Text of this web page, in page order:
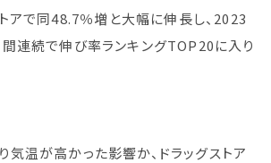
トアで同48.7％増と大幅に伸長し、2023
連続で伸び率ランキングTOP20に入り
気温が高かった影響か、ドラッグストア